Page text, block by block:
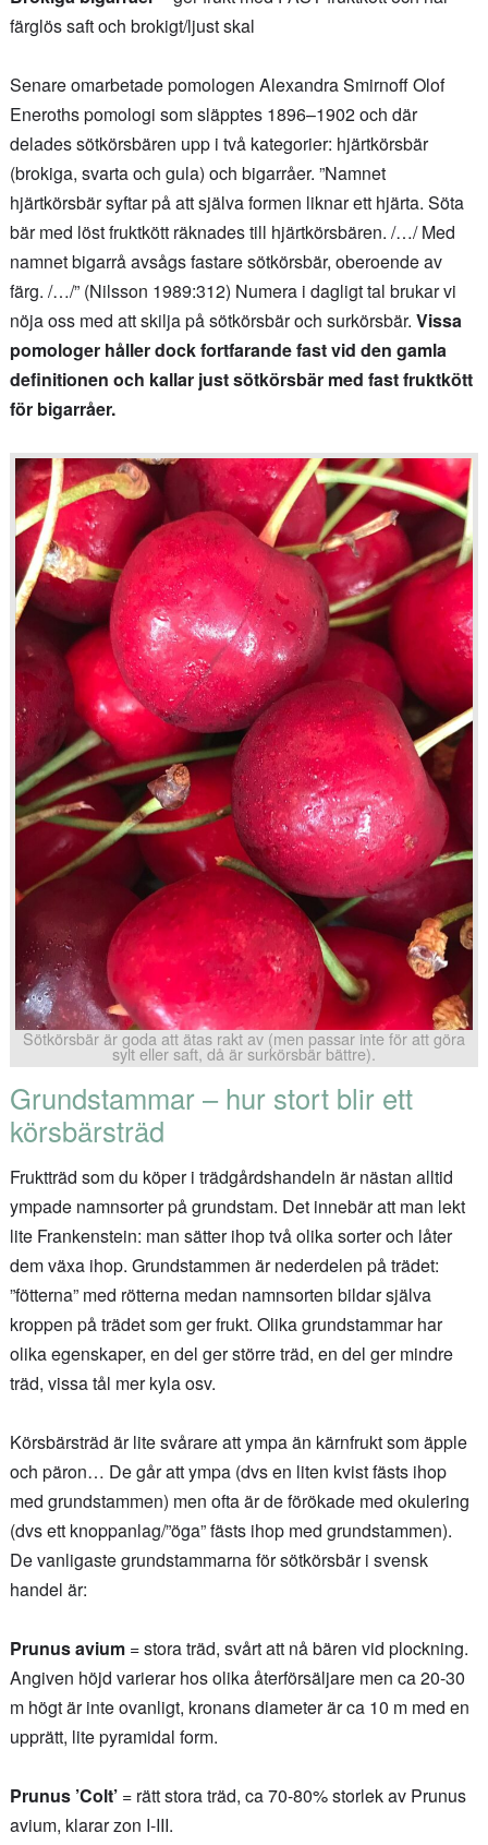
färglös saft och brokigt/ljust skal
Senare omarbetade pomologen Alexandra Smirnoff Olof
Eneroths pomologi som släpptes 1896–1902 och där
delades sötkörsbären upp i två kategorier: hjärtkörsbär
(brokiga, svarta och gula) och bigarråer. ”Namnet
hjärtkörsbär syftar på att själva formen liknar ett hjärta. Söta
bär med löst fruktkött räknades till hjärtkörsbären. /…/ Med
namnet bigarrå avsågs fastare sötkörsbär, oberoende av
färg. /…/” (Nilsson 1989:312) Numera i dagligt tal brukar vi
nöja oss med att skilja på sötkörsbär och surkörsbär. Vissa
pomologer håller dock fortfarande fast vid den gamla
definitionen och kallar just sötkörsbär med fast fruktkött
för bigarråer.
Sötkörsbär är goda att ätas rakt av (men passar inte för att göra
sylt eller saft, då är surkörsbär bättre).
Grundstammar – hur stort blir ett
körsbärsträd
Fruktträd som du köper i trädgårdshandeln är nästan alltid
ympade namnsorter på grundstam. Det innebär att man lekt
lite Frankenstein: man sätter ihop två olika sorter och låter
dem växa ihop. Grundstammen är nederdelen på trädet:
”fötterna” med rötterna medan namnsorten bildar själva
kroppen på trädet som ger frukt. Olika grundstammar har
olika egenskaper, en del ger större träd, en del ger mindre
träd, vissa tål mer kyla osv.
Körsbärsträd är lite svårare att ympa än kärnfrukt som äpple
och päron… De går att ympa (dvs en liten kvist fästs ihop
med grundstammen) men ofta är de förökade med okulering
(dvs ett knoppanlag/”öga” fästs ihop med grundstammen).
De vanligaste grundstammarna för sötkörsbär i svensk
handel är:
Prunus avium= stora träd, svårt att nå bären vid plockning.
Angiven höjd varierar hos olika återförsäljare men ca 20-30
m högt är inte ovanligt, kronans diameter är ca 10 m med en
upprätt, lite pyramidal form.
Prunus ’Colt’= rätt stora träd, ca 70-80% storlek av Prunus
avium, klarar zon I-III.